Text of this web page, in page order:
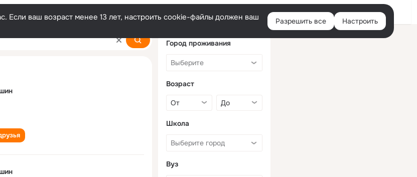
Войти
Если ваш возраст менее 13 лет, настроить cookie-файлы должен ваш
Разрешить все Настроить
Город проживания
Возраст
Школа
Вуз